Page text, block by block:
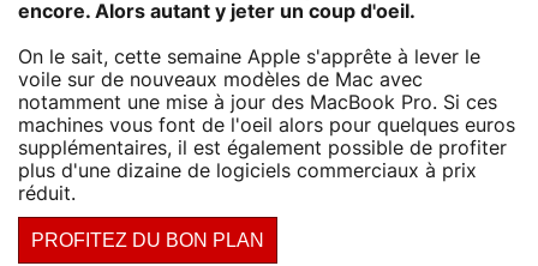
encore. Alors autant y jeter un coup d'oeil.
On le sait, cette semaine Apple s'apprête à lever le
voile sur de nouveaux modèles de Mac avec
notamment une mise à jour des MacBook Pro. Si ces
machines vous font de l'oeil alors pour quelques euros
supplémentaires, il est également possible de profiter
plus d'une dizaine de logiciels commerciaux à prix
réduit.
PROFITEZ DU BON PLAN